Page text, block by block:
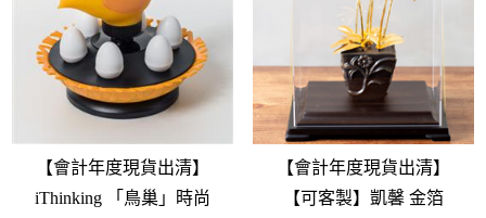
【會計年度現貨出清】
iThinking 「鳥巢」時尚
【會計年度現貨出清】
【可客製】凱馨 金箔